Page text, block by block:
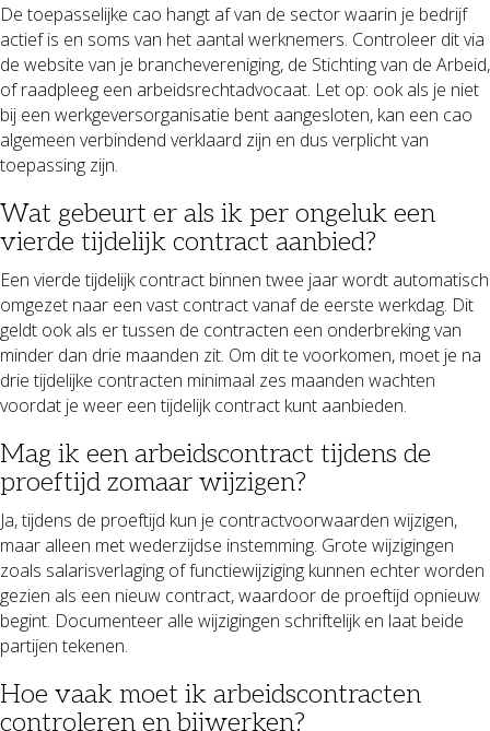
De toepasselijke cao hangt af van de sector waarin je bedrijf
actief is en soms van het aantal werknemers. Controleer dit via
de website van je branchevereniging, de Stichting van de Arbeid,
of raadpleeg een arbeidsrechtadvocaat. Let op: ook als je niet
bij een werkgeversorganisatie bent aangesloten, kan een cao
algemeen verbindend verklaard zijn en dus verplicht van
toepassing zijn.
Wat gebeurt er als ik per ongeluk een
vierde tijdelijk contract aanbied?
Een vierde tijdelijk contract binnen twee jaar wordt automatisch
omgezet naar een vast contract vanaf de eerste werkdag. Dit
geldt ook als er tussen de contracten een onderbreking van
minder dan drie maanden zit. Om dit te voorkomen, moet je na
drie tijdelijke contracten minimaal zes maanden wachten
voordat je weer een tijdelijk contract kunt aanbieden.
Mag ik een arbeidscontract tijdens de
proeftijd zomaar wijzigen?
Ja, tijdens de proeftijd kun je contractvoorwaarden wijzigen,
maar alleen met wederzijdse instemming. Grote wijzigingen
zoals salarisverlaging of functiewijziging kunnen echter worden
gezien als een nieuw contract, waardoor de proeftijd opnieuw
begint. Documenteer alle wijzigingen schriftelijk en laat beide
partijen tekenen.
Hoe vaak moet ik arbeidscontracten
controleren en bijwerken?